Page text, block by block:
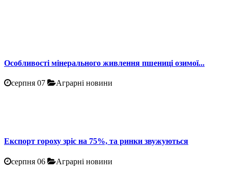
Особливості мінерального живлення пшениці озимої...
серпня 07 Аграрні новини
Експорт гороху зріс на 75%, та ринки звужуються
серпня 06 Аграрні новини